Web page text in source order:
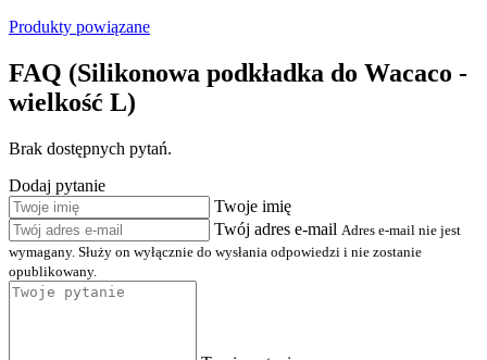
Produkty powiązane
FAQ (Silikonowa podkładka do Wacaco -
wielkość L)
Brak dostępnych pytań.
Dodaj pytanie
Twoje imię
Twój adres e-mail Adres e-mail nie jest
wymagany. Służy on wyłącznie do wysłania odpowiedzi i nie zostanie
opublikowany.